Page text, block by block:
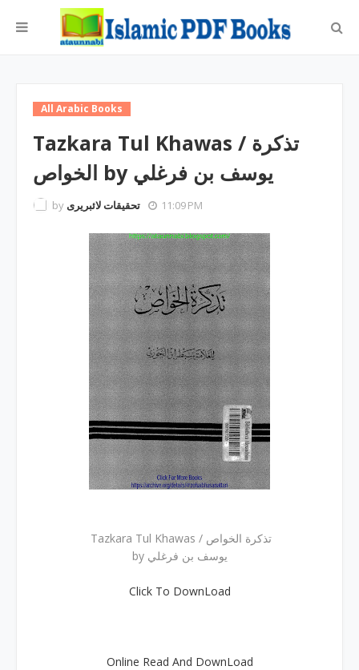
All Arabic Books
Tazkara Tul Khawas / تذکرة
الخواص by یوسف بن فرغلي
by تحقیقات لائبریری 11:09 PM
Tazkara Tul Khawas / تذکرة الخواص
by یوسف بن فرغلي
Click To DownLoad
Online Read And DownLoad